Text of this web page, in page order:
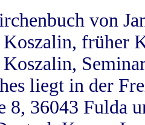
von
Koszalin, früher
liegt in der
8, 36043 Fulda